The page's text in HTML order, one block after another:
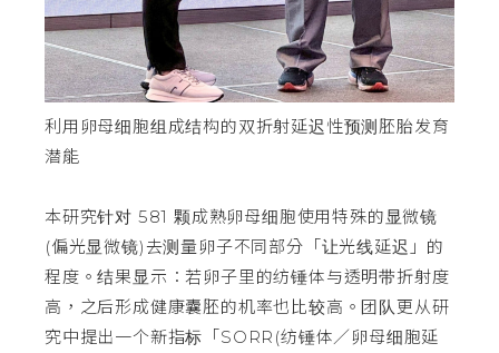
利用卵母细胞组成结构的双折射延迟性预测胚胎发育
潜能
本研究针对 581 颗成熟卵母细胞使用特殊的显微镜
(偏光显微镜)去测量卵子不同部分「让光线延迟」的
程度。结果显示：若卵子里的纺锤体与透明带折射度
高，之后形成健康囊胚的机率也比较高。团队更从研
究中提出一个新指标「SORR(纺锤体／卵母细胞延